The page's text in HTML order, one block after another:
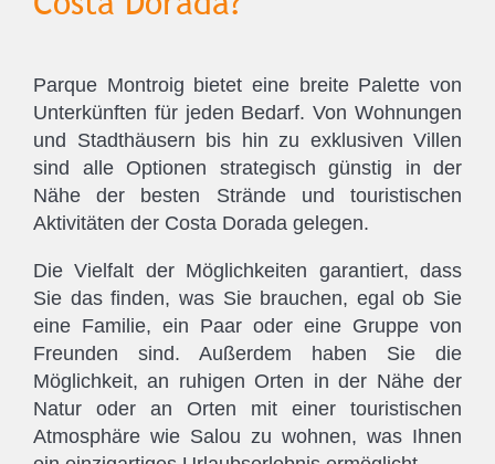
Parque Montroig bietet eine breite Palette von
Unterkünften für jeden Bedarf. Von Wohnungen
und Stadthäusern bis hin zu exklusiven Villen
sind alle Optionen strategisch günstig in der
Nähe der besten Strände und touristischen
Aktivitäten der Costa Dorada gelegen.
Die Vielfalt der Möglichkeiten garantiert, dass
Sie das finden, was Sie brauchen, egal ob Sie
eine Familie, ein Paar oder eine Gruppe von
Freunden sind. Außerdem haben Sie die
Möglichkeit, an ruhigen Orten in der Nähe der
Natur oder an Orten mit einer touristischen
Atmosphäre wie Salou zu wohnen, was Ihnen